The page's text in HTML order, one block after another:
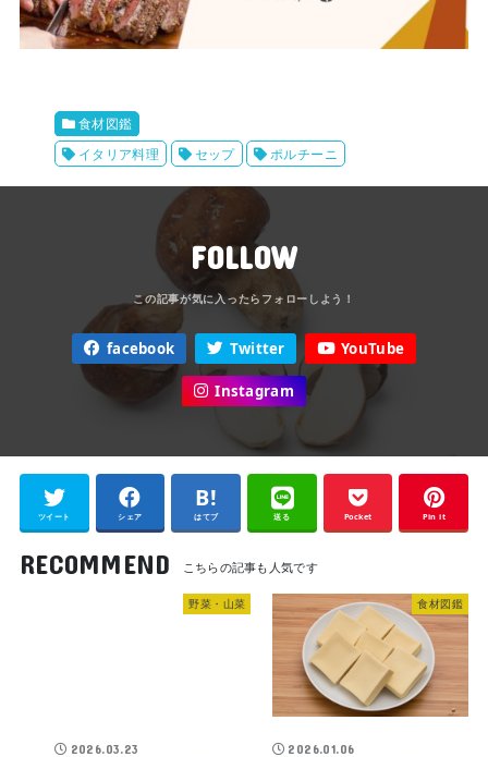
食材図鑑
イタリア料理
セップ ポルチーニ
FOLLOW
facebook Twitter YouTube
Instagram
ツイート シェア はてブ 送る Pocket Pin it
RECOMMEND
野菜・山菜
2026.03.23
食材図鑑
2026.01.06